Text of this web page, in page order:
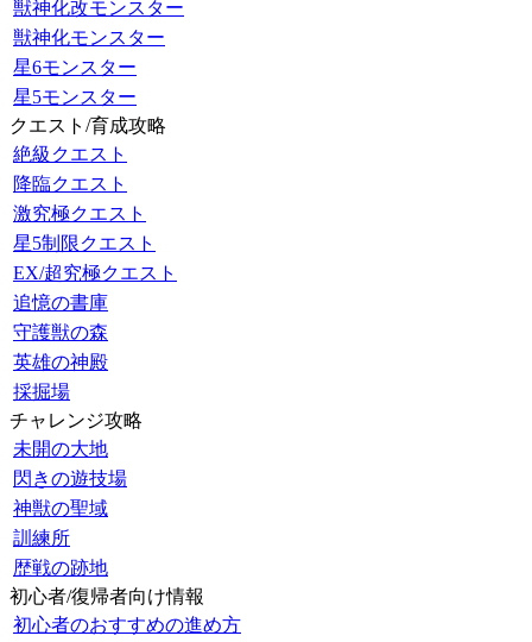
獣神化改モンスター
獣神化モンスター
星6モンスター
星5モンスター
クエスト/育成攻略
絶級クエスト
降臨クエスト
激究極クエスト
星5制限クエスト
EX/超究極クエスト
追憶の書庫
守護獣の森
英雄の神殿
採掘場
チャレンジ攻略
未開の大地
閃きの遊技場
神獣の聖域
訓練所
歴戦の跡地
初心者/復帰者向け情報
初心者のおすすめの進め方